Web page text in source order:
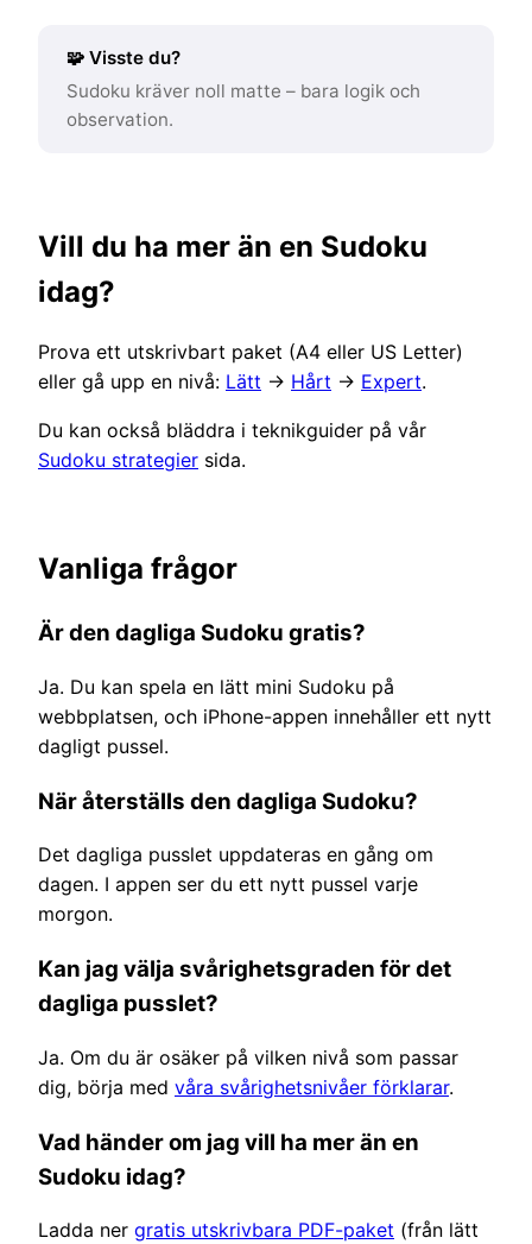
🧩 Visste du?
Sudoku kräver noll matte – bara logik och
observation.
Vill du ha mer än en Sudoku
idag?
Prova ett utskrivbart paket (A4 eller US Letter)
eller gå upp en nivå: Lätt → Hårt → Expert.
Du kan också bläddra i teknikguider på vår
Sudoku strategier sida.
Vanliga frågor
Är den dagliga Sudoku gratis?
Ja. Du kan spela en lätt mini Sudoku på
webbplatsen, och iPhone-appen innehåller ett nytt
dagligt pussel.
När återställs den dagliga Sudoku?
Det dagliga pusslet uppdateras en gång om
dagen. I appen ser du ett nytt pussel varje
morgon.
Kan jag välja svårighetsgraden för det
dagliga pusslet?
Ja. Om du är osäker på vilken nivå som passar
dig, börja med våra svårighetsnivåer förklarar.
Vad händer om jag vill ha mer än en
Sudoku idag?
Ladda ner gratis utskrivbara PDF-paket (från lätt